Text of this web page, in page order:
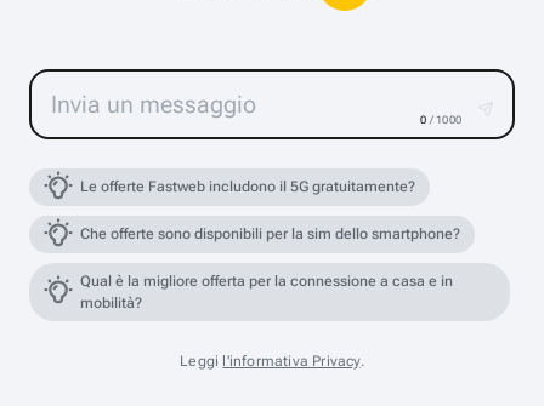
0 / 1000
Le offerte Fastweb includono il 5G gratuitamente?
Che offerte sono disponibili per la sim dello smartphone?
Qual è la migliore offerta per la connessione a casa e in
mobilità?
Leggi l'informativa Privacy.